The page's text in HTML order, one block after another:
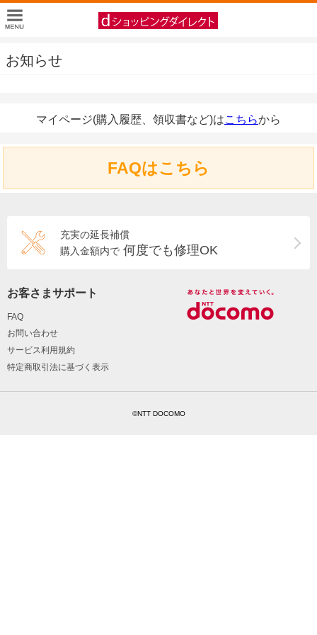
お知らせ
マイページ(購入履歴、領収書など)はこちらから
FAQはこちら
充実の延長補償
購入金額内で 何度でも修理OK
お客さまサポート
FAQ
お問い合わせ
サービス利用規約
特定商取引法に基づく表示
©NTT DOCOMO